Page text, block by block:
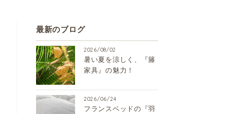
最新のブログ
2026/08/02
暑い夏を涼しく、『籐
家具』の魅力！
2026/06/24
フランスベッドの『羽